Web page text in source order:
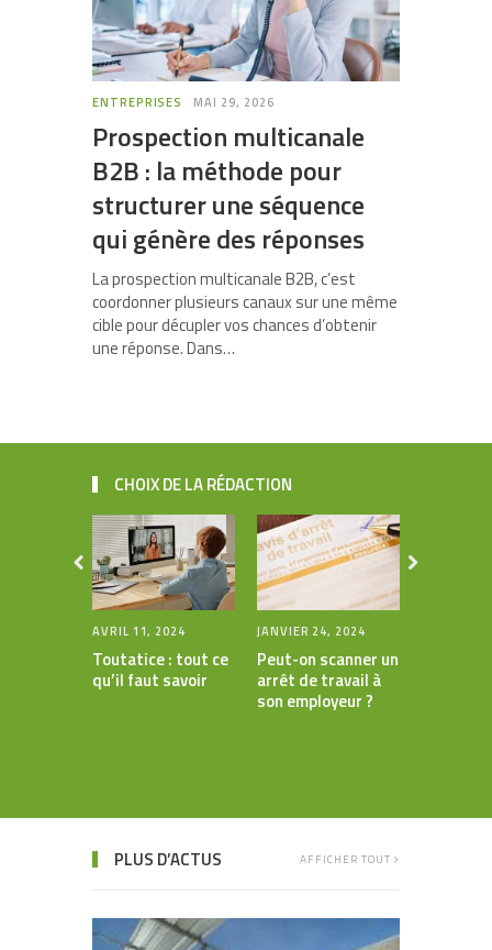
ENTREPRISES MAI 29, 2026
Prospection multicanale
B2B : la méthode pour
structurer une séquence
qui génère des réponses
La prospection multicanale B2B, c’est
coordonner plusieurs canaux sur une même
cible pour décupler vos chances d’obtenir
une réponse. Dans…
CHOIX DE LA RÉDACTION
AVRIL 11, 2024
Toutatice : tout ce
qu’il faut savoir
JANVIER 24, 2024
Peut-on scanner un
arrêt de travail à
son employeur ?
PLUS D’ACTUS AFFICHER TOUT